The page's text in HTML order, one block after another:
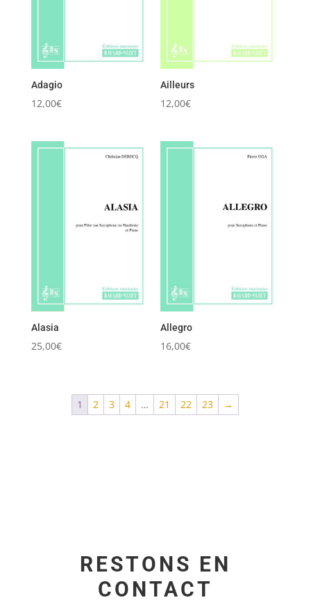
Adagio
12,00€
Ailleurs
12,00€
Alasia
25,00€
Allegro
16,00€
1 2 3 4 … 21 22 23 →
RESTONS EN
CONTACT